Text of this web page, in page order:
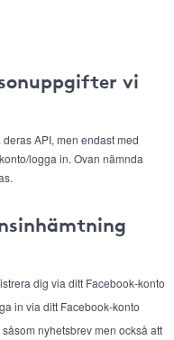
vi
API, men endast med
logga in. Ovan nämnda
dig via ditt Facebook-konto
in via ditt Facebook-konto
nyhetsbrev men också att